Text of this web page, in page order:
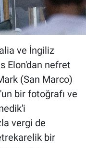
ve İngiliz
Elon'dan nefret
(San Marco)
bir fotoğrafı ve
vergi de
bir